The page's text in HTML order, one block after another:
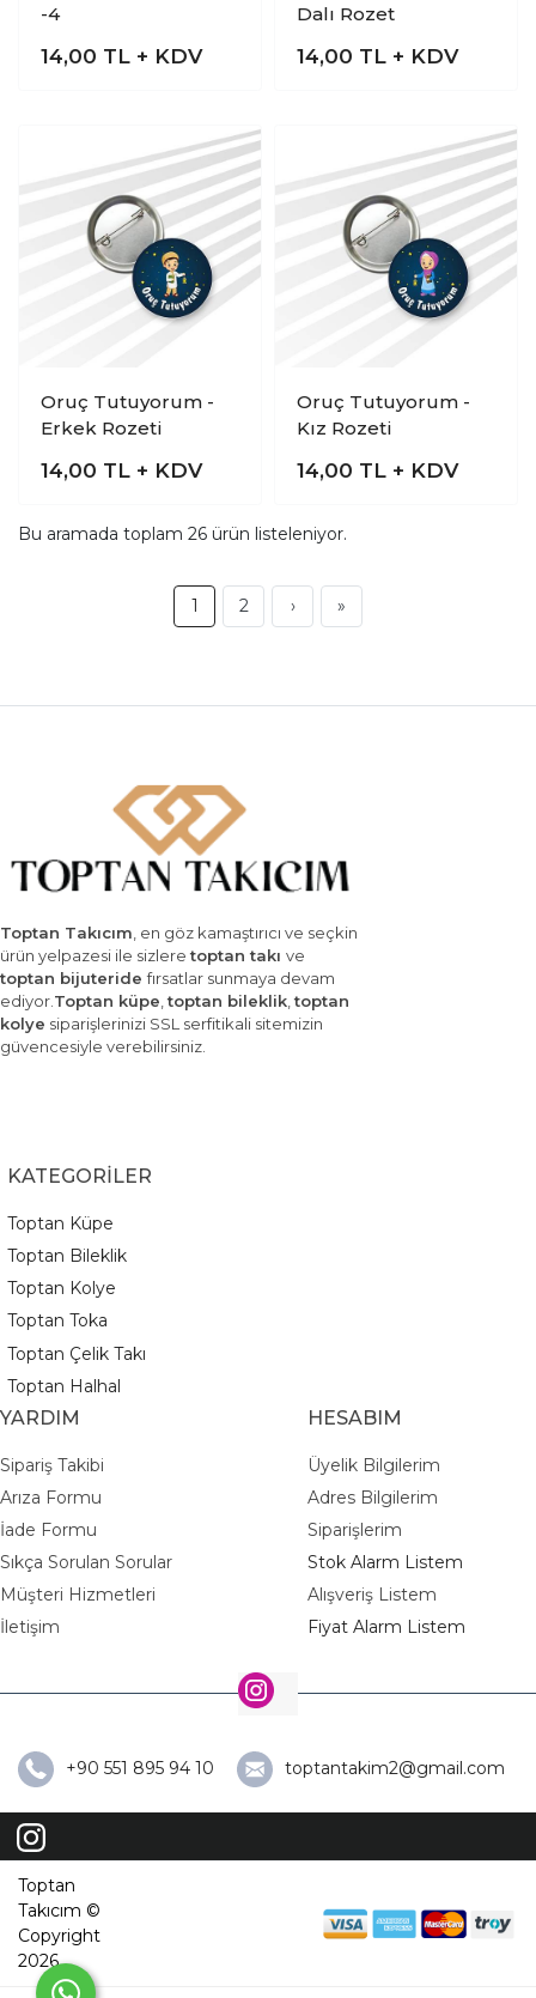
-4
14,00 TL + KDV
Dalı Rozet
14,00 TL + KDV
Oruç Tutuyorum -
Erkek Rozeti
14,00 TL + KDV
Oruç Tutuyorum -
Kız Rozeti
14,00 TL + KDV
Bu aramada toplam 26 ürün listeleniyor.
1 2 › »
Toptan Takıcım , en göz kamaştırıcı ve seçkin
ürün yelpazesi ile sizleretoptan takı ve
toptan bijuteridefırsatlar sunmaya devam
ediyor. Toptan küpe ,toptan bileklik ,toptan
kolye siparişlerinizi SSL serfitikali sitemizin
güvencesiyle verebilirsiniz.
KATEGORİLER
Toptan Küpe
Toptan Bileklik
Toptan Kolye
Toptan Toka
Toptan Çelik Takı
Toptan Halhal
YARDIM
Sipariş Takibi
Arıza Formu
İade Formu
Sıkça Sorulan Sorular
Müşteri Hizmetleri
İletişim
HESABIM
Üyelik Bilgilerim
Adres Bilgilerim
Siparişlerim
Stok Alarm Listem
Alışveriş Listem
Fiyat Alarm Listem
+90 551 895 94 10 toptantakim2@gmail.com
Toptan
Takıcım ©
Copyright
2026